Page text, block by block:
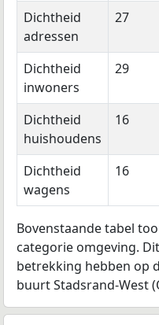
Dichtheid
adressen
27
Dichtheid
inwoners
29
Dichtheid
huishoudens
16
Dichtheid
wagens
16
Bovenstaande tabel
categorie omgeving.
betrekking hebben op
buurt Stadsrand-West